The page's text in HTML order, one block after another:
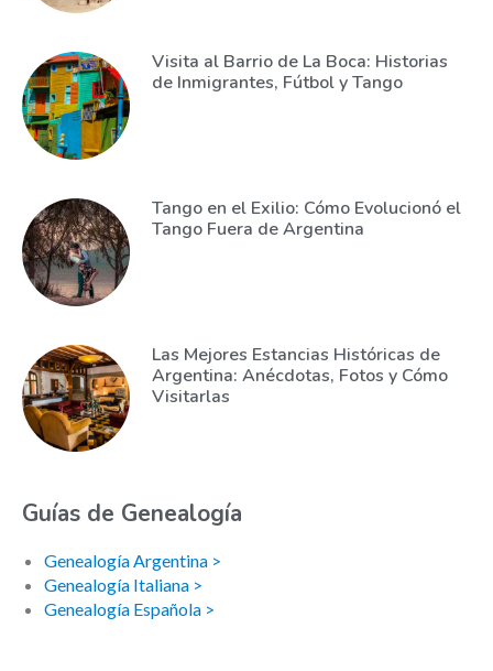
Visita al Barrio de La Boca: Historias
de Inmigrantes, Fútbol y Tango
Tango en el Exilio: Cómo Evolucionó el
Tango Fuera de Argentina
Las Mejores Estancias Históricas de
Argentina: Anécdotas, Fotos y Cómo
Visitarlas
Guías de Genealogía
Genealogía Argentina >
Genealogía Italiana >
Genealogía Española >